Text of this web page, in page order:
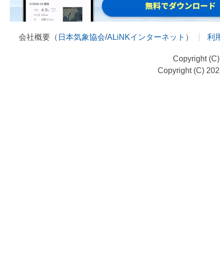
会社概要（ 日本気象協会/ALiNKインターネット ） 利
Copyright
Copyright (C)